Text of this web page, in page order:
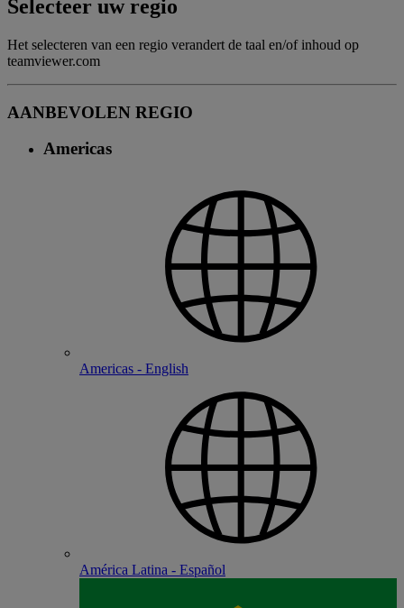
Selecteer uw regio
Het selecteren van een regio verandert de taal en/of inhoud op
teamviewer.com
AANBEVOLEN REGIO
Americas
Americas - English
América Latina - Español